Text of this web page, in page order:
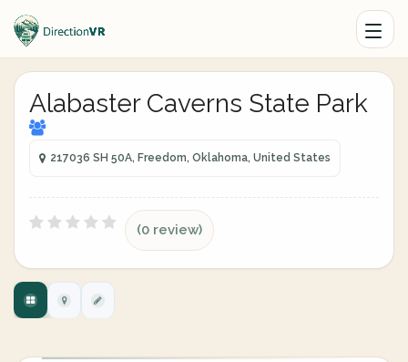
Alabaster Caverns State Park
217036 SH 50A, Freedom, Oklahoma, United States
(0 review)